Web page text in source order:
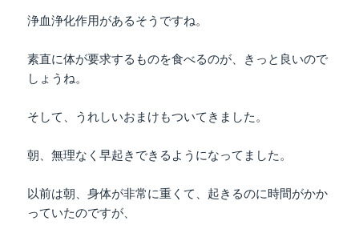
浄血浄化作用があるそうですね。
素直に体が要求するものを食べるのが、きっと良いので
しょうね。
そして、うれしいおまけもついてきました。
朝、無理なく早起きできるようになってました。
以前は朝、身体が非常に重くて、起きるのに時間がかか
っていたのですが、